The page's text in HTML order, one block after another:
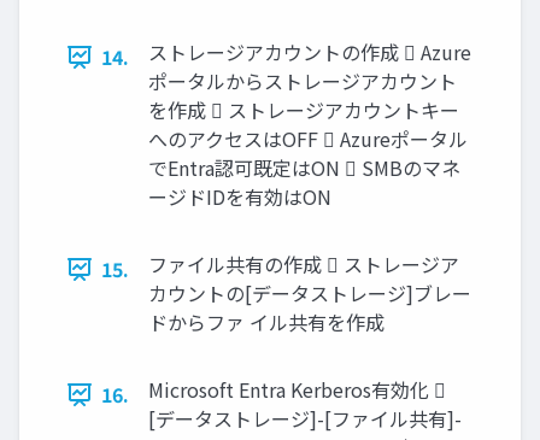
14.
ストレージアカウントの作成  Azure
ポータルからストレージアカウント
を作成  ストレージアカウントキー
へのアクセスはOFF  Azureポータル
でEntra認可既定はON  SMBのマネ
ージドIDを有効はON
15.
ファイル共有の作成  ストレージア
カウントの[データストレージ]ブレー
ドからファ イル共有を作成
16.
Microsoft Entra Kerberos有効化 
[データストレージ]-[ファイル共有]-